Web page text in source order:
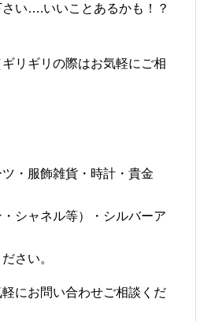
い….いいことあるかも！？
リギリの際はお気軽にご相
・服飾雑貨・時計・貴金
シャネル等）・シルバーア
さい。
にお問い合わせご相談くだ